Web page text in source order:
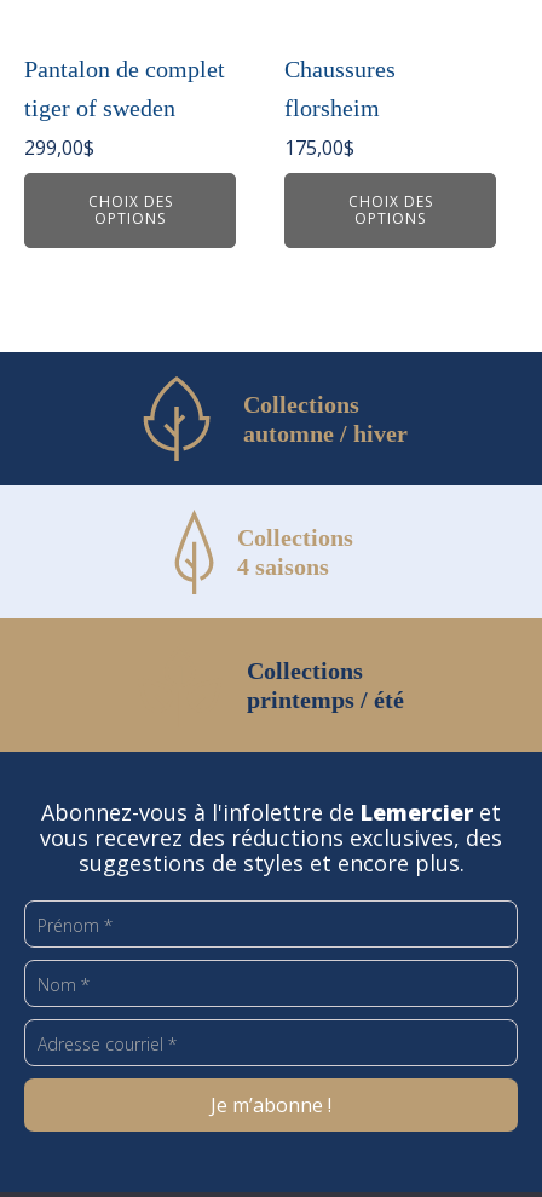
Pantalon de complet
tiger of sweden
299,00$
CHOIX DES
OPTIONS
variations.
options
peuvent
être
la
Chaussures
florsheim
175,00$
CHOIX DES
OPTIONS
variations.
options
peuvent
être
la
Collections
automne / hiver
Collections
4 saisons
Collections
printemps / été
Abonnez-vous à l'infolettre de Lemercier et
vous recevrez des réductions exclusives, des
suggestions de styles et encore plus.